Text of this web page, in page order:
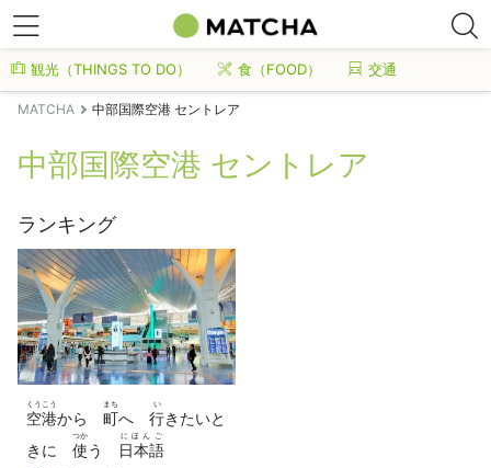
観光（THINGS TO DO） 食（FOOD） 交通
MATCHA 中部国際空港 セントレア
中部国際空港 セントレア
ランキング
空港
くうこう
から 町
まち
へ 行
い
きたいと
きに 使
つか
う 日本語
にほんご